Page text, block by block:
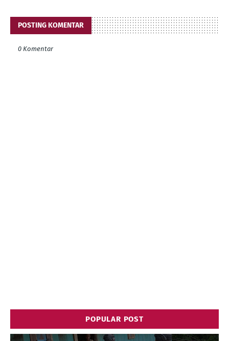
POSTING KOMENTAR
0 Komentar
POPULAR POST